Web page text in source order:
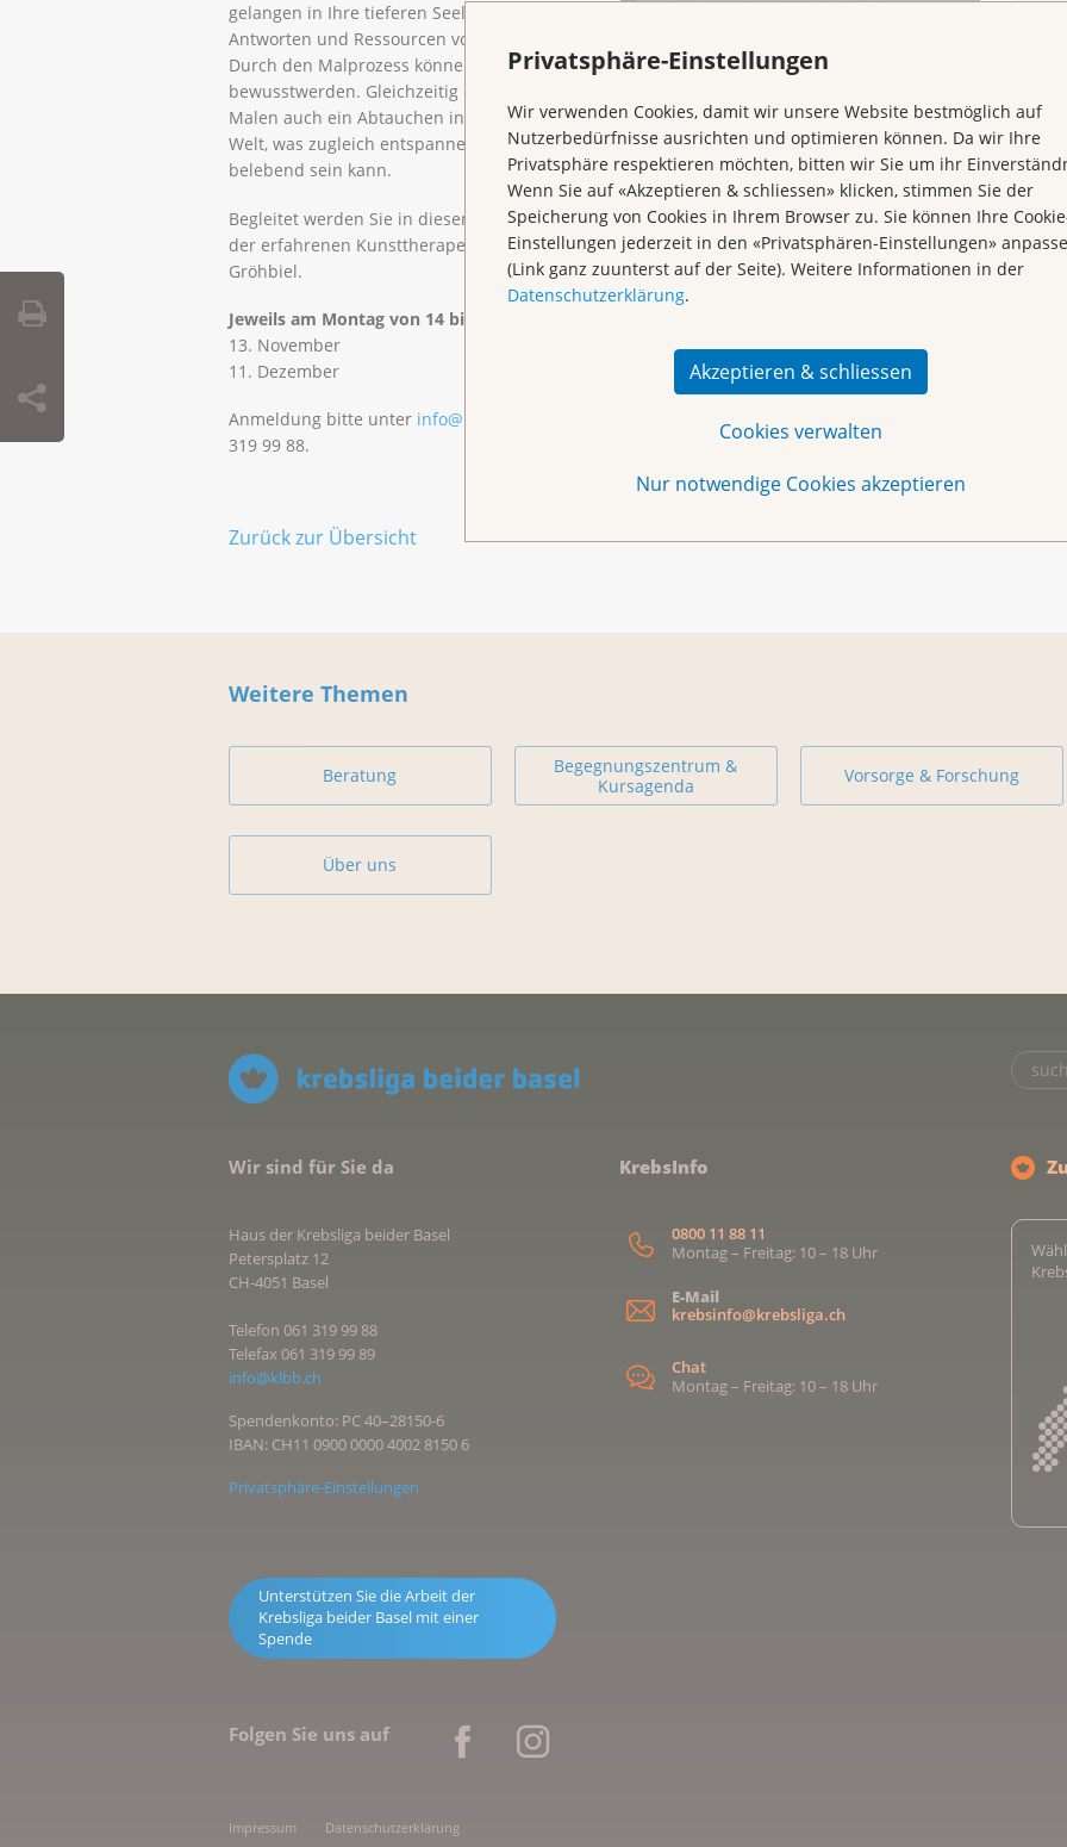
Privatsphäre-Einstellungen
Wir verwenden Cookies, damit wir unsere Website bestmöglich auf
Nutzerbedürfnisse ausrichten und optimieren können. Da wir Ihre
Privatsphäre respektieren möchten, bitten wir Sie um ihr
Wenn Sie auf «Akzeptieren & schliessen» klicken, stimmen Sie der
Speicherung von Cookies in Ihrem Browser zu. Sie können Ihre
Einstellungen jederzeit in den «Privatsphären-Einstellungen»
(Link ganz zuunterst auf der Seite). Weitere Informationen in der
Datenschutzerklärung.
Akzeptieren & schliessen
Cookies verwalten
Nur notwendige Cookies akzeptieren
Christina Gröhbiel
gelangen in Ihre tieferen Seelenschichten, wo
Antworten und Ressourcen vorhanden sind.
Durch den Malprozess können sie Ihnen
bewusstwerden. Gleichzeitig ermöglicht das
Malen auch ein Abtauchen in eine andere
Welt, was zugleich entspannend und
belebend sein kann.
Begleitet werden Sie in diesem Prozess von
der erfahrenen Kunsttherapeutin Christina
Gröhbiel.
Jeweils am Montag von 14 bis 17 Uhr
13. November
11. Dezember
Anmeldung bitte unter info@klbb.ch
319 99 88.
Zurück zur Übersicht
Weitere Themen
Beratung
Begegnungszentrum &
Kursagenda
Vorsorge & Forschung
Über uns
Wir sind für Sie da
Haus der Krebsliga beider Basel
Petersplatz 12
CH-4051 Basel
Telefon 061 319 99 88
Telefax 061 319 99 89
info@klbb.ch
Spendenkonto: PC 40–28150-6
IBAN: CH11 0900 0000 4002 8150 6
Privatsphäre-Einstellungen
Unterstützen Sie die Arbeit der
Krebsliga beider Basel mit einer
Spende
KrebsInfo
0800 11 88 11
Montag – Freitag: 10 – 18 Uhr
E-Mail
krebsinfo@krebsliga.ch
Chat
Montag – Freitag: 10 – 18 Uhr
Folgen Sie uns auf
Impressum Datenschutzerklärung